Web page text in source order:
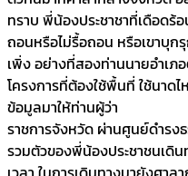
ทราบ พี่น้องประชาชาที่เดือดร้
ถอนหรือไม่รื้อถอน หรือเขาบุก
เพิ่ง อย่างที่สองท่านนายอำเภ
โครงการที่ต้องใช้พื้นที่ ใช้นาด
ข้อมูลมาให้ท่านผู้ว่า
ราชการจังหวัด ผ่านศูนย์ดำรง
รวมตัวของพี่น้องประชาชนเดิ